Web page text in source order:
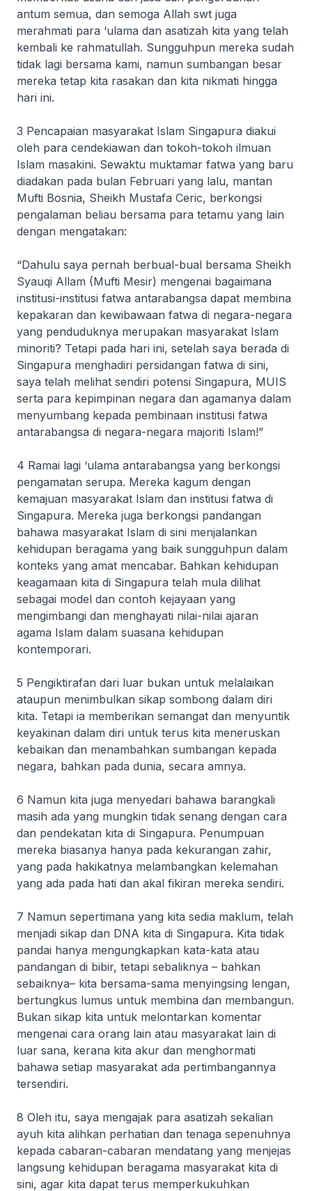
antum semua, dan semoga Allah swt juga
merahmati para ‘ulama dan asatizah kita yang telah
kembali ke rahmatullah. Sungguhpun mereka sudah
tidak lagi bersama kami, namun sumbangan besar
mereka tetap kita rasakan dan kita nikmati hingga
hari ini.
3 Pencapaian masyarakat Islam Singapura diakui
oleh para cendekiawan dan tokoh-tokoh ilmuan
Islam masakini. Sewaktu muktamar fatwa yang baru
diadakan pada bulan Februari yang lalu, mantan
Mufti Bosnia, Sheikh Mustafa Ceric, berkongsi
pengalaman beliau bersama para tetamu yang lain
dengan mengatakan:
“Dahulu saya pernah berbual-bual bersama Sheikh
Syauqi Allam (Mufti Mesir) mengenai bagaimana
institusi-institusi fatwa antarabangsa dapat membina
kepakaran dan kewibawaan fatwa di negara-negara
yang penduduknya merupakan masyarakat Islam
minoriti? Tetapi pada hari ini, setelah saya berada di
Singapura menghadiri persidangan fatwa di sini,
saya telah melihat sendiri potensi Singapura, MUIS
serta para kepimpinan negara dan agamanya dalam
menyumbang kepada pembinaan institusi fatwa
antarabangsa di negara-negara majoriti Islam!”
4 Ramai lagi ‘ulama antarabangsa yang berkongsi
pengamatan serupa. Mereka kagum dengan
kemajuan masyarakat Islam dan institusi fatwa di
Singapura. Mereka juga berkongsi pandangan
bahawa masyarakat Islam di sini menjalankan
kehidupan beragama yang baik sungguhpun dalam
konteks yang amat mencabar. Bahkan kehidupan
keagamaan kita di Singapura telah mula dilihat
sebagai model dan contoh kejayaan yang
mengimbangi dan menghayati nilai-nilai ajaran
agama Islam dalam suasana kehidupan
kontemporari.
5 Pengiktirafan dari luar bukan untuk melalaikan
ataupun menimbulkan sikap sombong dalam diri
kita. Tetapi ia memberikan semangat dan menyuntik
keyakinan dalam diri untuk terus kita meneruskan
kebaikan dan menambahkan sumbangan kepada
negara, bahkan pada dunia, secara amnya.
6 Namun kita juga menyedari bahawa barangkali
masih ada yang mungkin tidak senang dengan cara
dan pendekatan kita di Singapura. Penumpuan
mereka biasanya hanya pada kekurangan zahir,
yang pada hakikatnya melambangkan kelemahan
yang ada pada hati dan akal fikiran mereka sendiri.
7 Namun sepertimana yang kita sedia maklum, telah
menjadi sikap dan DNA kita di Singapura. Kita tidak
pandai hanya mengungkapkan kata-kata atau
pandangan di bibir, tetapi sebaliknya – bahkan
sebaiknya– kita bersama-sama menyingsing lengan,
bertungkus lumus untuk membina dan membangun.
Bukan sikap kita untuk melontarkan komentar
mengenai cara orang lain atau masyarakat lain di
luar sana, kerana kita akur dan menghormati
bahawa setiap masyarakat ada pertimbangannya
tersendiri.
8 Oleh itu, saya mengajak para asatizah sekalian
ayuh kita alihkan perhatian dan tenaga sepenuhnya
kepada cabaran-cabaran mendatang yang menjejas
langsung kehidupan beragama masyarakat kita di
sini, agar kita dapat terus memperkukuhkan